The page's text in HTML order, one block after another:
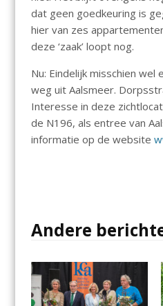
dat geen goedkeuring is
hier van zes
deze ‘zaak’ loopt nog.
Nu: Eindelijk misschien wel
weg uit Aalsmeer.
Interesse in deze
de N196, als entree van
informatie op de website
Andere